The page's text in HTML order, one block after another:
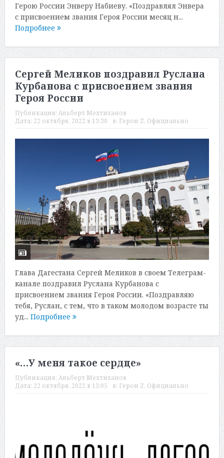
Герою России Энверу Набиеву. «Поздравлял Энвера
с присвоением звания Героя России месяц н...
Подробнее
Сергей Меликов поздравил Руслана
Курбанова с присвоением звания
Героя России
Публикация: Альберт Мехтиханов
Дата: 22 октября, 2022 в 13:30 в: Герои Z, Официально
Глава Дагестана Сергей Меликов в своем Телеграм-
канале поздравил Руслана Курбанова с
присвоением звания Героя России. «Поздравляю
тебя, Руслан, с тем, что в таком молодом возрасте ты
уд... Подробнее
«…У меня такое сердце»
Публикация: Альберт Мехтиханов
Дата: 22 октября, 2022 в 13:05 в: Герои Z, Официально